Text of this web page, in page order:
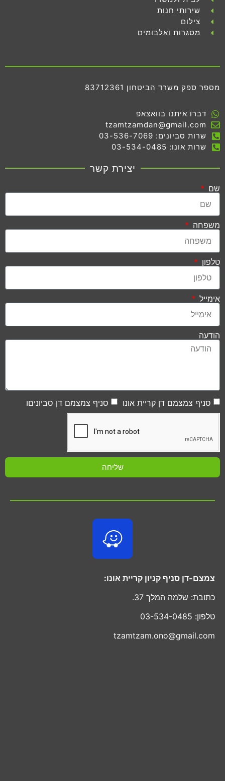
שירותי חנות
צילום
מסגרות ואלבומים
מספר ספק משרד הביטחון 83712361
דברו איתנו בוואצאפ
tzamtzamdan@gmail.com
שרות סביונים: 03-536-7069
שרות אונו: 03-534-0485
יצירת קשר
שם
משפחה
טלפון
אימייל
הודעה
סניף צמצמם דן קריית אונו סניף צמצמם דן סביוניםו
שליחה
צמצם-דן סניף קניון קריית אונו:
כתובת: שלמה המלך 37.
טלפון: 03-534-0485
tzamtzam.ono@gmail.com